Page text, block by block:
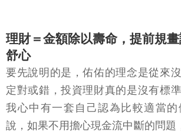
理財＝金額除以壽命，提前規
舒心
要先說明的是，佑佑的理念是從來
定對或錯，投資理財真的是沒有標
我心中有一套自己認為比較適當
說，如果不用擔心現金流中斷的問題